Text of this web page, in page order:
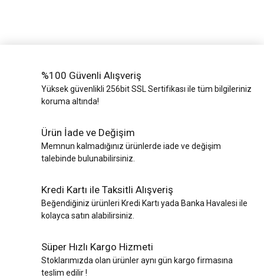
%100 Güvenli Alışveriş
Yüksek güvenlikli 256bit SSL Sertifikası ile tüm bilgileriniz
koruma altında!
Ürün İade ve Değişim
Memnun kalmadığınız ürünlerde iade ve değişim
talebinde bulunabilirsiniz.
Kredi Kartı ile Taksitli Alışveriş
Beğendiğiniz ürünleri Kredi Kartı yada Banka Havalesi ile
kolayca satın alabilirsiniz.
Süper Hızlı Kargo Hizmeti
Stoklarımızda olan ürünler aynı gün kargo firmasına
teslim edilir !